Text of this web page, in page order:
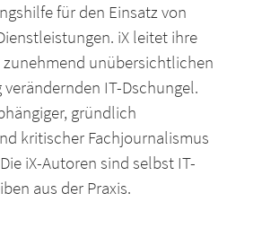
für den Einsatz von
iX leitet ihre
zunehmend unübersichtlichen
IT-Dschungel.
gründlich
kritischer Fachjournalismus
iX-Autoren sind selbst IT-
aus der Praxis.